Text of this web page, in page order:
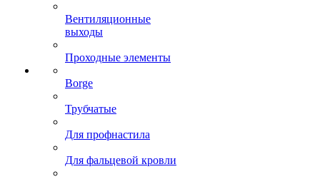
Вентиляционные
выходы
Проходные элементы
Borge
Трубчатые
Для профнастила
Для фальцевой кровли